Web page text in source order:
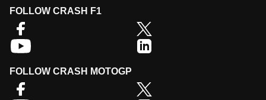
FOLLOW CRASH F1
FOLLOW CRASH MOTOGP